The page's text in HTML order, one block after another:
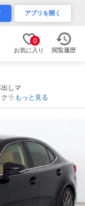
アプリを開く
0
お気に入り 閲覧履歴
しマ
ラッ
房シ
もっと見る